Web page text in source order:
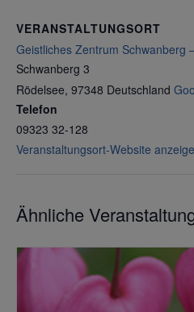
VERANSTALTUNGSORT
Geistliches Zentrum Schwanberg
Schwanberg 3
Rödelsee, 97348 Deutschland
Telefon
09323 32-128
Veranstaltungsort-Website
Ähnliche